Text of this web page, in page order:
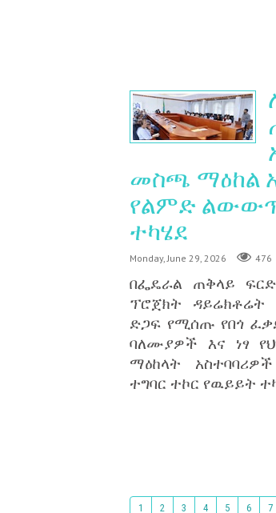
መስጫ ማዕከል
የልምድ
ተካሄደ
Monday, June 29, 2026 476
በፌዴራል ጠቅላይ
ፕሮጀክት ዳይሬክቶሬት
ድጋፍ የሚሰጡ የበጎ
ባለሙያዎች እና ነፃ
ማዕከላት
ተግባር ተኮር የዉይይት
1 2 3 4 5 6 7